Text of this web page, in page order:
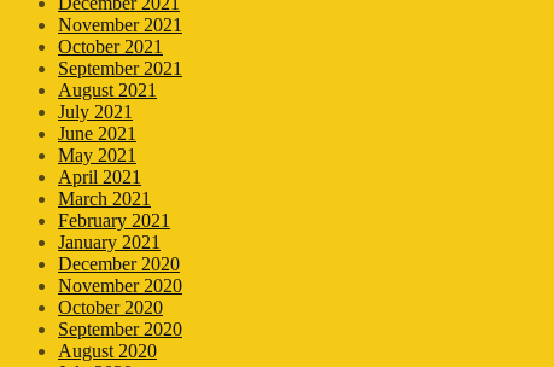
November 2021
October 2021
September 2021
August 2021
July 2021
June 2021
May 2021
April 2021
March 2021
February 2021
January 2021
December 2020
November 2020
October 2020
September 2020
August 2020